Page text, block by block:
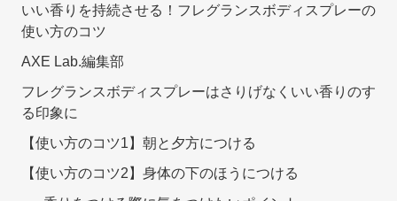
いい香りを持続させる！フレグランスボディスプレーの
使い方のコツ
AXE Lab.編集部
フレグランスボディスプレーはさりげなくいい香りのす
る印象に
【使い方のコツ1】朝と夕方につける
【使い方のコツ2】身体の下のほうにつける